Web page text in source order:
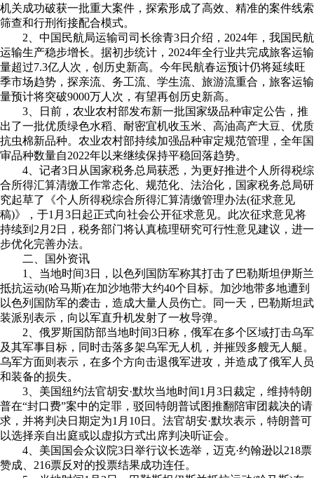
机关成功破获一批重大案件，探索形成了高效、精准的案件线索
筛查和行刑衔接配合模式。
2、中国民航局运输司司长徐青3日介绍，2024年，我国民航
运输生产稳步增长。据初步统计，2024年全行业共完成旅客运输
量超过7.3亿人次，创历史新高。今年民航春运预计仍将延续旺
季市场趋势，探亲流、务工流、学生流、旅游流重合，旅客运输
量预计将突破9000万人次，有望再创历史新高。
3、日前，农业农村部发布新一批国家级品种审定公告，推
出了一批优质绿色水稻、耐密宜机收玉米、高油高产大豆、优质
抗虫棉新品种。农业农村部持续加强品种审定规范管理，全年国
审品种数量自2022年以来继续保持平稳回落趋势。
4、记者3日从国家税务总局获悉，为更好推进个人所得税综
合所得汇算清缴工作常态化、规范化、法治化，国家税务总局研
究起草了《个人所得税综合所得汇算清缴管理办法(征求意见
稿)》，于1月3日起正式向社会公开征求意见。此次征求意见将
持续到2月2日，税务部门将认真梳理研究可行性意见建议，进一
步优化完善办法。
二、国外资讯
1、当地时间3日，以色列国防军称其打击了巴勒斯坦伊斯兰
抵抗运动(哈马斯)在加沙地带大约40个目标。加沙地带多地遭到
以色列国防军的袭击，造成大量人员伤亡。同一天，巴勒斯坦武
装派别表示，向以军直升机发射了一枚导弹。
2、俄罗斯国防部当地时间3日称，俄军在多个区域打击乌军
及其军事目标，同时击落多架乌军无人机，并摧毁多艘无人艇。
乌军方面则表示，在多个方向击退俄军进攻，并造成了俄军人员
和装备的损失。
3、美国纽约法官胡安·默坎当地时间1月3日裁定，维持特朗
普在“封口费”案中的定罪，驳回特朗普试图推翻陪审团裁决的请
求，并将判决日期定为1月10日。法官胡安·默坎表示，特朗普可
以选择亲自出庭或以虚拟方式出席判决听证会。
4、美国国会众议院3日举行议长选举，迈克·约翰逊以218票
赞成、216票反对的投票结果成功连任。